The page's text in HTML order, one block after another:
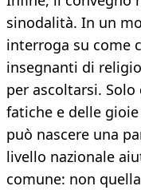
sinodalità. In un
interroga su come
insegnanti di
per ascoltarsi.
fatiche e delle
può nascere una
livello nazionale
comune: non